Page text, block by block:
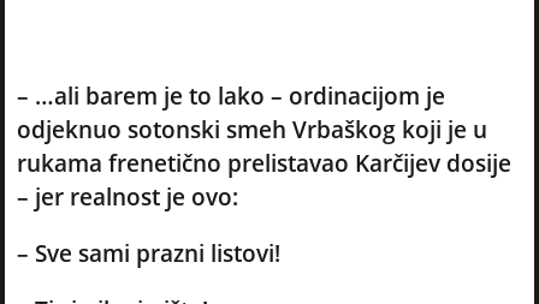
– …ali barem je to lako – ordinacijom je
odjeknuo sotonski smeh Vrbaškog koji je u
rukama frenetično prelistavao Karčijev dosije
– jer realnost je ovo:
– Sve sami prazni listovi!